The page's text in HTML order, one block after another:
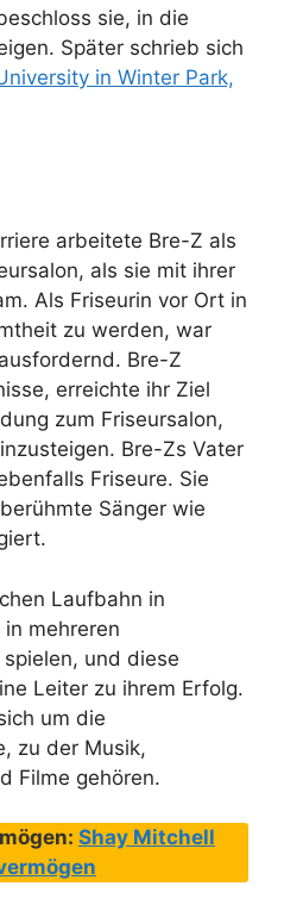
sie, in die
Später schrieb sich
in Winter Park,
arbeitete Bre-Z als
als sie mit ihrer
Als Friseurin vor Ort in
zu werden, war
Bre-Z
erreichte ihr Ziel
zum Friseursalon,
Bre-Zs Vater
Friseure. Sie
Sänger wie
Laufbahn in
mehreren
und diese
Leiter zu ihrem Erfolg.
um die
zu der Musik,
Filme gehören.
Shay Mitchell